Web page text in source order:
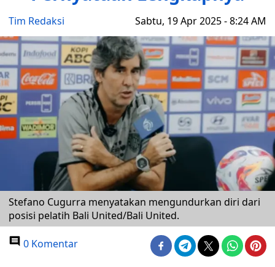
Tim Redaksi Sabtu, 19 Apr 2025 - 8:24 AM
Stefano Cugurra menyatakan mengundurkan diri dari
posisi pelatih Bali United/Bali United.
0 Komentar